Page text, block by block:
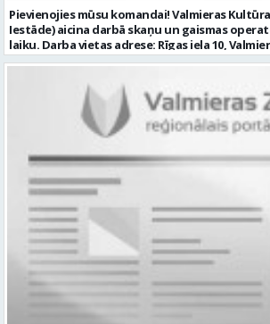
VALMIERA” personāla atlases konkursos, tad
lūdzam kandidātam norādīt savu piekrišanu
saglabāšanai. Profesija: AUTOMOBIĻA VADĪTĀJS Darba vietas adrese:
LATVIJA, Brandeļi, Brandeļi, Kocēnu pag.,
veids: Maiņu darbs Darbības joma:
skaits: 1 Aktuāla līdz: 2026-08-21
vakancei lūdzu sūtīt uz e-pastu info@vtu-
Pievienojies mūsu komandai! Valmieras
Iestāde) aicina darbā skaņu un gaismas
laiku. Darba vietas adrese: Rīgas iela 10, Valmiera Ja Tev ir
nodrošināt skaņas un gaismas iekārtu un to
operatora pienākumus pasākumos Iestādēs
Iestādes; piemērot skaņas un gaismas
pasākumos, plānot un organizēt
procesu, kā arī veikt pasākumu apskaņošanu
piedalīties Iestādes organizēto pasākumu
nobūvē, sniegtu tehnisko atbalstu; pārzināt
tehnisko un elektroiekārtu darbības
noteikumus; un ja Tev ir: vismaz divu gadu pieredze līdzīgā darbā vai
amatā; labas datorprasmes; valsts valodas prasmes atbilstoši Valsts
valodas likuma prasībām; kompetences: prasme patstāvīgi pieņemt
lēmumus un organizēt savu darbu; lieliskas
precizitāte; pozitīva un atbildīga attieksme
sadarboties un strādāt komandā; mēs piedāvājam: pamatalgu
pārbaudes laikā 985.00 EUR, pēc pārbaudes laika
nodokļu nomaksas; iespēju saņemt atvaļinājuma pabalstu darba un